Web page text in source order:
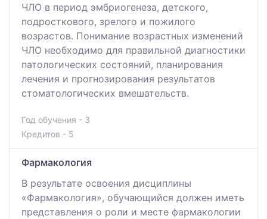
ЧЛО в период эмбриогенеза, детского,
подросткового, зрелого и пожилого
возрастов. Понимание возрастных изменений
ЧЛО необходимо для правильной диагностики
патологических состояний, планирования
лечения и прогнозирования результатов
стоматологических вмешательств.
Год обучения - 3
Кредитов - 5
Фармакология
В результате освоения дисциплины
«Фармакология», обучающийся должен иметь
представления о роли и месте фармакологии